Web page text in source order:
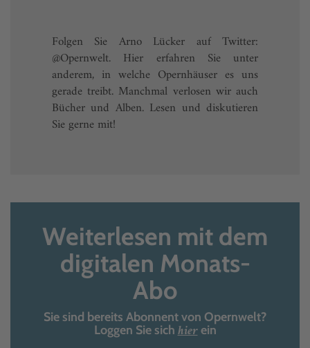
Folgen Sie Arno Lücker auf Twitter:
@Opernwelt. Hier erfahren Sie unter
anderem, in welche Opernhäuser es uns
gerade treibt. Manchmal verlosen wir auch
Bücher und Alben. Lesen und diskutieren
Sie gerne mit!
Weiterlesen mit dem
digitalen Monats-
Abo
Sie sind bereits Abonnent von Opernwelt?
Loggen Sie sich hierein